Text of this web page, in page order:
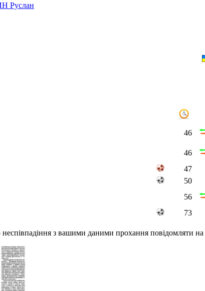
Руслан
46
46
47
50
56
73
неспівпадіння з вашими даними прохання повідомляти на